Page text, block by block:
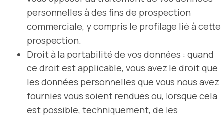
personnelles à des fins de prospection
commerciale, y compris le profilage lié à cette
prospection.
Droit à la portabilité de vos données : quand
ce droit est applicable, vous avez le droit que
les données personnelles que vous nous avez
fournies vous soient rendues ou, lorsque cela
est possible, techniquement, de les